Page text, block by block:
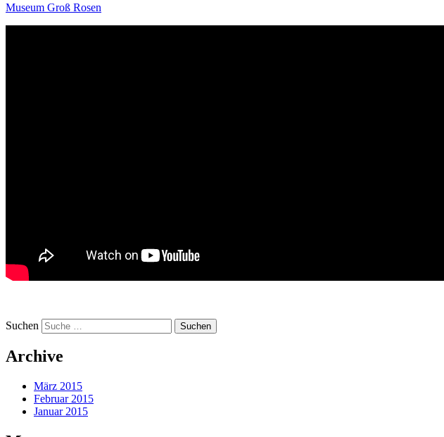
Museum Groß Rosen
Suchen
Archive
März 2015
Februar 2015
Januar 2015